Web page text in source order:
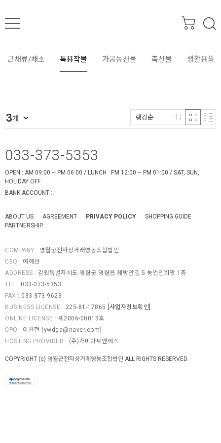
SEARCH
근채류/채소 특용작물 가공농산물 축산물 생활용품
3개 랭킹순
033-373-5353
OPEN : AM 09:00 ~ PM 06:00 / LUNCH : PM 12:00 ~ PM 01:00 / SAT, SUN,
HOLIDAY OFF
BANK ACCOUNT :
ABOUT US AGREEMENT PRIVACY POLICY
SHOPPING GUIDE
PARTNERSHIP
COMPANY : 영월군전자상거래영농조합법인
CEO : 여헤선
ADDRESS : 강원특별자치도 영월군 영월읍 제방안길 5 농업인회관 1층
TEL : 033-373-5353
FAX : 033-373-9623
BUSINESS LICENSE : 225-81-17865
[사업자정보확인]
ONLINE LICENSE : 제2006-00015호
CPO : 이윤철 (ywdga@naver.com)
HOSTING PROVIDER : (주)가비아씨엔에스
COPYRIGHT (c) 영월군전자상거래영농조합법인 ALL RIGHTS RESERVED.